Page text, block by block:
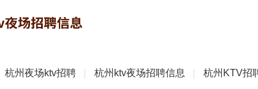
杭州夜场ktv招聘 杭州ktv夜场招聘信息 杭州KTV招